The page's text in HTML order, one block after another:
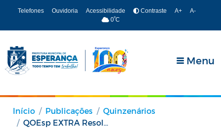
Telefones Ouvidoria Acessibilidade Contraste A+
A-
0ºC
Menu
Início Publicações
Quinzenários
QOEsp EXTRA Resolução das Eleições do Conselho Tutelar